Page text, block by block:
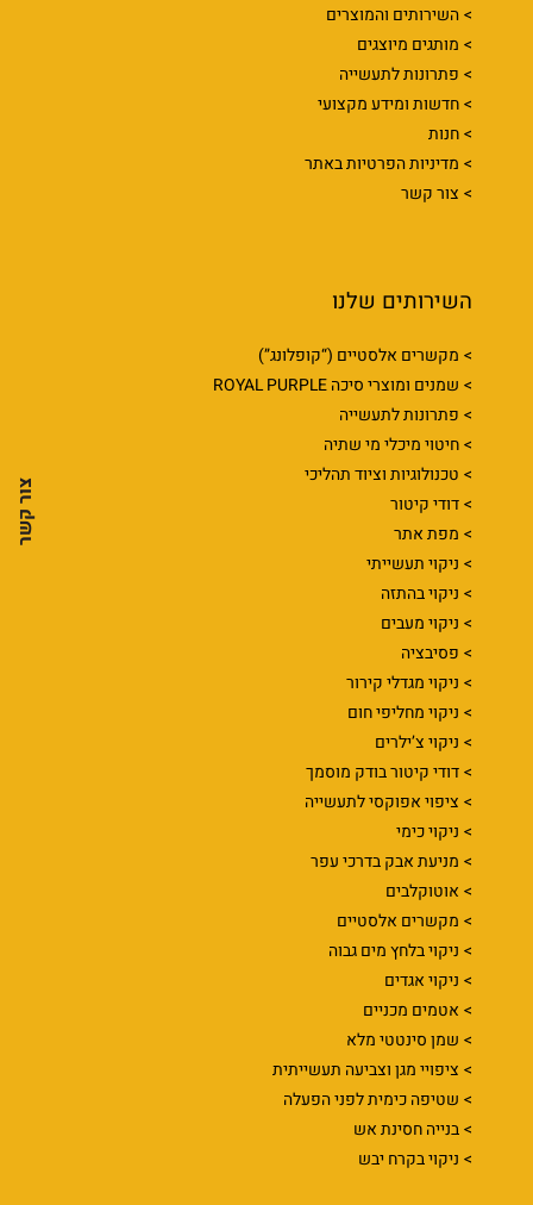
צור קשר
השירותים והמוצרים
מותגים מיוצגים
פתרונות לתעשייה
חדשות ומידע מקצועי
חנות
מדיניות הפרטיות באתר
צור קשר
השירותים שלנו
מקשרים אלסטיים (“קופלונג”)
שמנים ומוצרי סיכה ROYAL PURPLE
פתרונות לתעשייה
חיטוי מיכלי מי שתיה
טכנולוגיות וציוד תהליכי
דודי קיטור
מפת אתר
ניקוי תעשייתי
ניקוי בהתזה
ניקוי מעבים
פסיבציה
ניקוי מגדלי קירור
ניקוי מחליפי חום
ניקוי צ’ילרים
דודי קיטור בודק מוסמך
ציפוי אפוקסי לתעשייה
ניקוי כימי
מניעת אבק בדרכי עפר
אוטוקלבים
מקשרים אלסטיים
ניקוי בלחץ מים גבוה
ניקוי אגדים
אטמים מכניים
שמן סינטטי מלא
ציפויי מגן וצביעה תעשייתית
שטיפה כימית לפני הפעלה
בנייה חסינת אש
ניקוי בקרח יבש